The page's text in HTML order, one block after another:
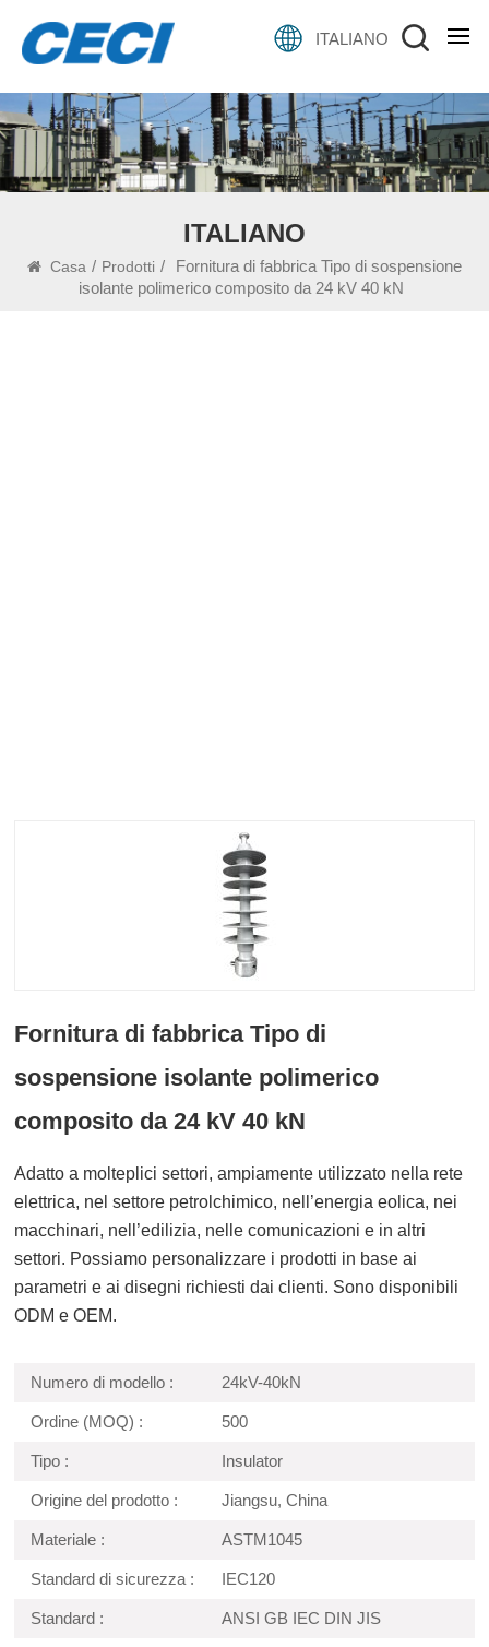
ITALIANO
ITALIANO
Casa / Prodotti /
Fornitura di fabbrica Tipo di sospensione
isolante polimerico composito da 24 kV 40 kN
Fornitura di fabbrica Tipo di
sospensione isolante polimerico
composito da 24 kV 40 kN
Adatto a molteplici settori, ampiamente utilizzato nella rete
elettrica, nel settore petrolchimico, nell’energia eolica, nei
macchinari, nell’edilizia, nelle comunicazioni e in altri
settori. Possiamo personalizzare i prodotti in base ai
parametri e ai disegni richiesti dai clienti. Sono disponibili
ODM e OEM.
Numero di modello : 24kV-40kN
Ordine (MOQ) : 500
Tipo : Insulator
Origine del prodotto : Jiangsu, China
Materiale : ASTM1045
Standard di sicurezza : IEC120
Standard : ANSI GB IEC DIN JIS